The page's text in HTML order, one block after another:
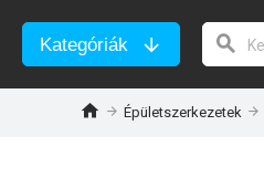
Kategóriák
Épületszerkezetek